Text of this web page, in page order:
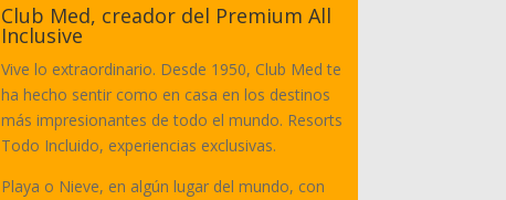
Club Med, creador del Premium All
Inclusive
Vive lo extraordinario. Desde 1950, Club Med te
ha hecho sentir como en casa en los destinos
más impresionantes de todo el mundo. Resorts
Todo Incluido, experiencias exclusivas.
Playa o Nieve, en algún lugar del mundo, con